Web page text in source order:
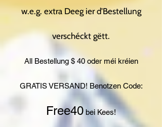
w.e.g. extra Deeg ier d'Bestellung
verschéckt gëtt.
All Bestellung $ 40 oder méi kréien
GRATIS VERSAND! Benotzen Code:
Free40 bei Kees!